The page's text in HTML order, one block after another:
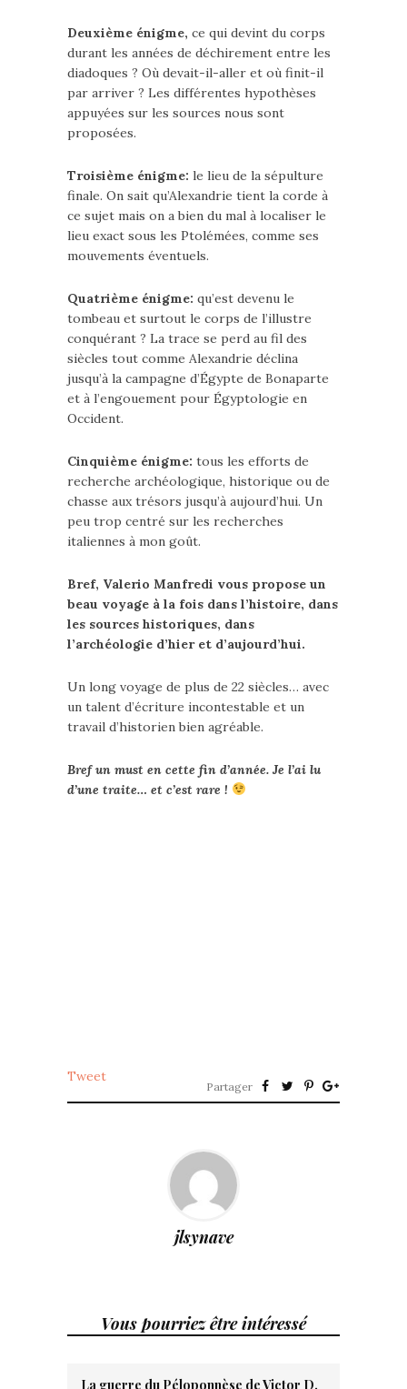
Deuxième énigme, ce qui devint du corps
durant les années de déchirement entre les
diadoques ? Où devait-il-aller et où finit-il
par arriver ? Les différentes hypothèses
appuyées sur les sources nous sont
proposées.
Troisième énigme: le lieu de la sépulture
finale. On sait qu’Alexandrie tient la corde à
ce sujet mais on a bien du mal à localiser le
lieu exact sous les Ptolémées, comme ses
mouvements éventuels.
Quatrième énigme: qu’est devenu le
tombeau et surtout le corps de l’illustre
conquérant ? La trace se perd au fil des
siècles tout comme Alexandrie déclina
jusqu’à la campagne d’Égypte de Bonaparte
et à l’engouement pour Égyptologie en
Occident.
Cinquième énigme: tous les efforts de
recherche archéologique, historique ou de
chasse aux trésors jusqu’à aujourd’hui. Un
peu trop centré sur les recherches
italiennes à mon goût.
Bref, Valerio Manfredi vous propose un
beau voyage à la fois dans l’histoire, dans
les sources historiques, dans
l’archéologie d’hier et d’aujourd’hui.
Un long voyage de plus de 22 siècles… avec
un talent d’écriture incontestable et un
travail d’historien bien agréable.
Bref un must en cette fin d’année. Je l’ai lu
d’une traite… et c’est rare !
Tweet
Partager
jlsynave
Vous pourriez être intéressé
La guerre du Péloponnèse de Victor D.